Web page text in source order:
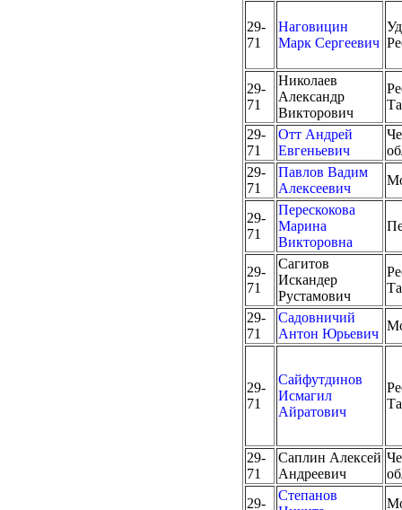
29-
71
Наговицин
Марк Сергеевич
29-
71
Николаев
Александр
Викторович
29-
71
Отт Андрей
Евгеньевич
29-
71
Павлов Вадим
Алексеевич
29-
71
Перескокова
Марина
Викторовна
29-
71
Сагитов
Искандер
Рустамович
29-
71
Садовничий
Антон Юрьевич
29-
71
Сайфутдинов
Исмагил
Айратович
29-
71
Саплин Алексей
Андреевич
29-
Степанов